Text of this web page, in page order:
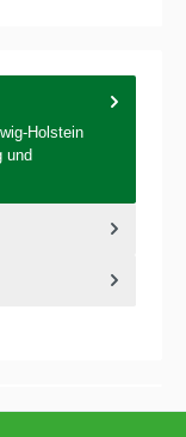
Holstein
und